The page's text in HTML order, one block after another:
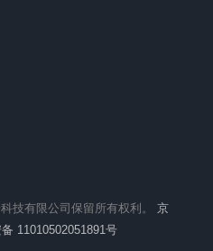
技有限公司保留所有权利。 京
11010502051891号